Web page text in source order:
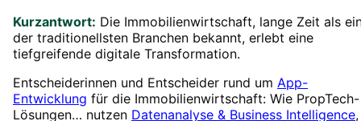
Kurzantwort: Die Immobilienwirtschaft, lange Zeit als
der traditionellsten Branchen bekannt, erlebt eine
tiefgreifende digitale Transformation.
Entscheiderinnen und Entscheider rund um App-
Entwicklung für die Immobilienwirtschaft: Wie PropTech-
Lösungen… nutzen Datenanalyse & Business Intelligence,